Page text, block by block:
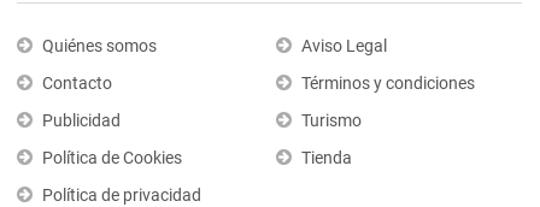
Quiénes somos
Contacto
Publicidad
Política de Cookies
Política de privacidad
Aviso Legal
Términos y condiciones
Turismo
Tienda